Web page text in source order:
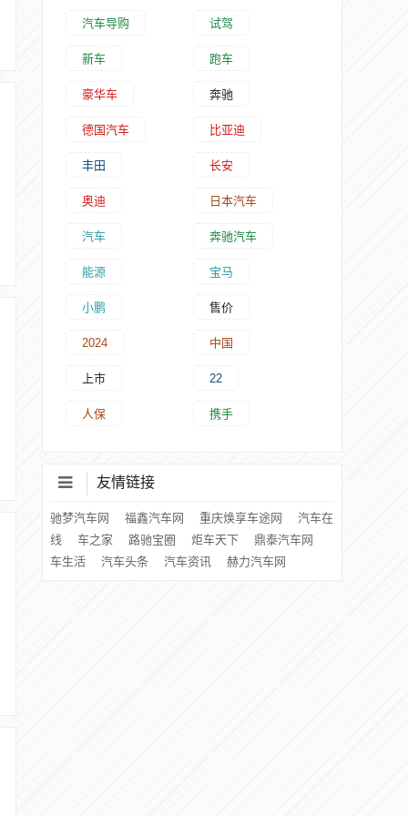
汽车导购 试驾
新车 跑车
豪华车 奔驰
德国汽车 比亚迪
丰田 长安
奥迪 日本汽车
汽车 奔驰汽车
能源 宝马
小鹏 售价
2024 中国
上市 22
人保 携手
友情链接
驰梦汽车网 福鑫汽车网 重庆焕享车途网
汽车在
线
车之家 路驰宝圈 炬车天下
鼎泰汽车网
车生活
汽车头条 汽车资讯 赫力汽车网